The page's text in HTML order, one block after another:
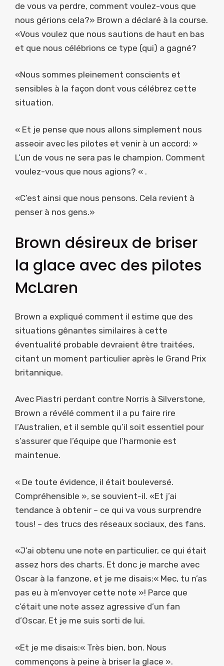
de vous va perdre, comment voulez-vous que
nous gérions cela?» Brown a déclaré à la course.
«Vous voulez que nous sautions de haut en bas
et que nous célébrions ce type (qui) a gagné?
«Nous sommes pleinement conscients et
sensibles à la façon dont vous célébrez cette
situation.
« Et je pense que nous allons simplement nous
asseoir avec les pilotes et venir à un accord: »
L’un de vous ne sera pas le champion. Comment
voulez-vous que nous agions? « .
«C’est ainsi que nous pensons. Cela revient à
penser à nos gens.»
Brown désireux de briser
la glace avec des pilotes
McLaren
Brown a expliqué comment il estime que des
situations gênantes similaires à cette
éventualité probable devraient être traitées,
citant un moment particulier après le Grand Prix
britannique.
Avec Piastri perdant contre Norris à Silverstone,
Brown a révélé comment il a pu faire rire
l’Australien, et il semble qu’il soit essentiel pour
s’assurer que l’équipe que l’harmonie est
maintenue.
« De toute évidence, il était bouleversé.
Compréhensible », se souvient-il. «Et j’ai
tendance à obtenir – ce qui va vous surprendre
tous! – des trucs des réseaux sociaux, des fans.
«J’ai obtenu une note en particulier, ce qui était
assez hors des charts. Et donc je marche avec
Oscar à la fanzone, et je me disais:« Mec, tu n’as
pas eu à m’envoyer cette note »! Parce que
c’était une note assez agressive d’un fan
d’Oscar. Et je me suis sorti de lui.
«Et je me disais:« Très bien, bon. Nous
commençons à peine à briser la glace ».